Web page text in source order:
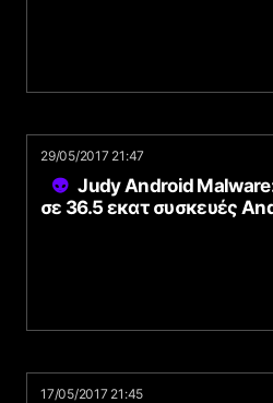
29/05/2017 21:47
Judy Android
σε 36.5 εκατ συσκευές
17/05/2017 21:45